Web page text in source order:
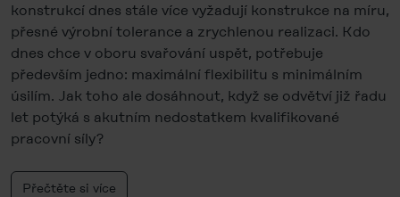
konstrukcí dnes stále více vyžadují konstrukce na míru,
přesné výrobní tolerance a zrychlenou realizaci. Kdo
dnes chce v oboru svařování uspět, potřebuje
především jedno: maximální flexibilitu s minimálním
úsilím. Jak toho ale dosáhnout, když se odvětví již řadu
let potýká s akutním nedostatkem kvalifikované
pracovní síly?
Přečtěte si více